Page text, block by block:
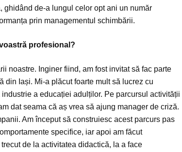
de-a lungul celor opt ani un număr
prin managementul schimbării.
profesional?
noastre. Inginer fiind, am fost invitat să fac parte
din Iași. Mi-a plăcut foarte mult să lucrez cu
a educației adulților. Pe parcursul activității
dat seama că aș vrea să ajung manager de criză.
Am început să construiesc acest parcurs pas
specifice, iar apoi am făcut
de la activitatea didactică, la a face